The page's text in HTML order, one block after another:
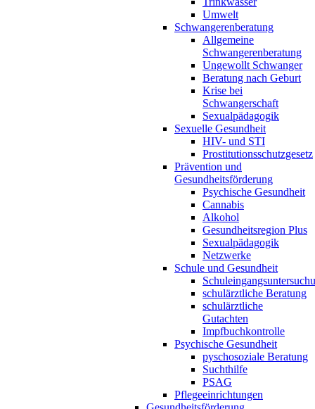
Umwelt
Schwangerenberatung
Allgemeine
Schwangerenberatung
Ungewollt Schwanger
Beratung nach Geburt
Krise bei
Schwangerschaft
Sexualpädagogik
Sexuelle Gesundheit
HIV- und STI
Prostitutionsschutzgesetz
Prävention und
Gesundheitsförderung
Psychische Gesundheit
Cannabis
Alkohol
Gesundheitsregion Plus
Sexualpädagogik
Netzwerke
Schule und Gesundheit
schulärztliche Beratung
schulärztliche
Gutachten
Impfbuchkontrolle
Psychische Gesundheit
pyschosoziale Beratung
Suchthilfe
PSAG
Pflegeeinrichtungen